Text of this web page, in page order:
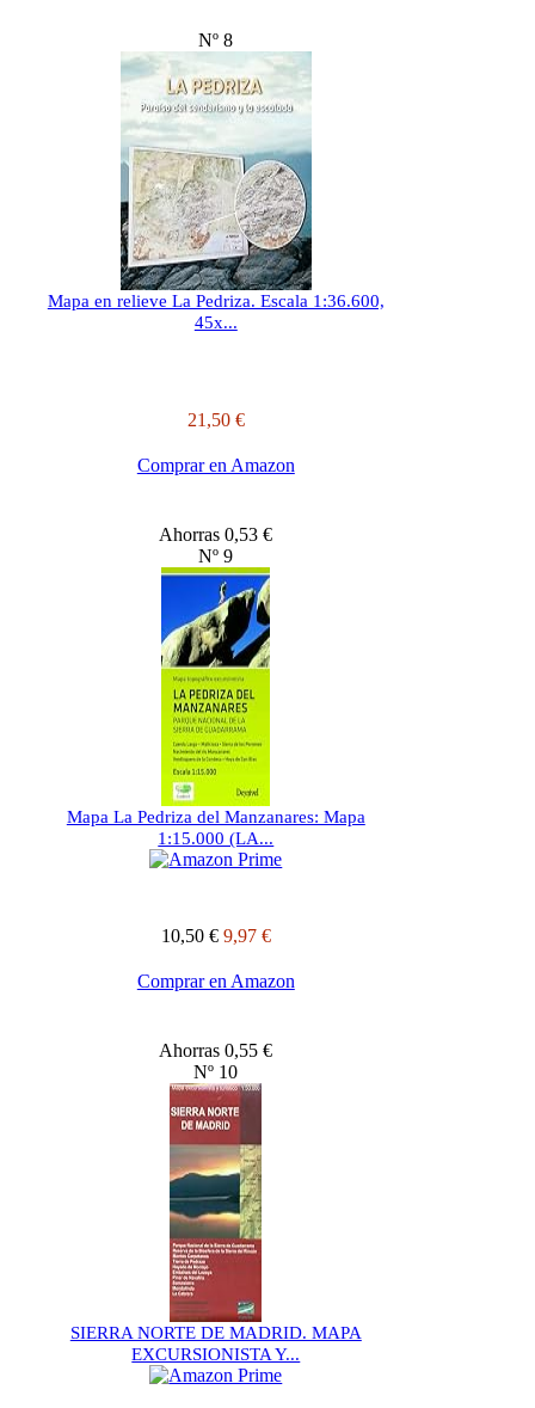
Nº 8
Mapa en relieve La Pedriza. Escala 1:36.600,
45x...
21,50 €
Comprar en Amazon
Ahorras 0,53 €
Nº 9
Mapa La Pedriza del Manzanares: Mapa
1:15.000 (LA...
10,50 € 9,97 €
Comprar en Amazon
Ahorras 0,55 €
Nº 10
SIERRA NORTE DE MADRID. MAPA
EXCURSIONISTA Y...